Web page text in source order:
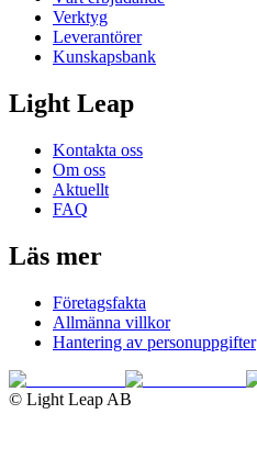
Verktyg
Leverantörer
Kunskapsbank
Light Leap
Kontakta oss
Om oss
Aktuellt
FAQ
Läs mer
Företagsfakta
Allmänna villkor
Hantering av personuppgifter
© Light Leap AB